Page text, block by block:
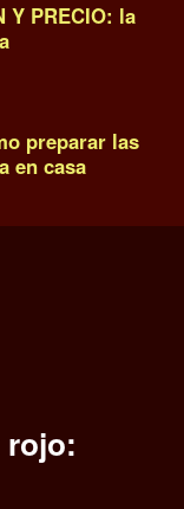
Y PRECIO: la
preparar las
en casa